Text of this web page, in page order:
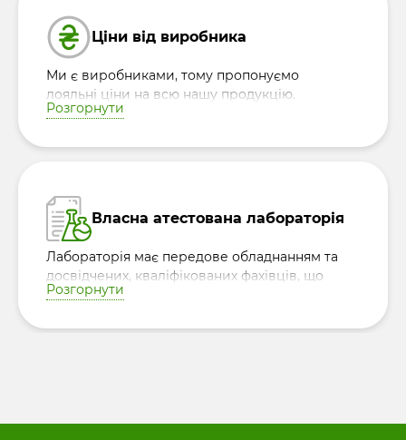
Ціни від виробника
Ми є виробниками, тому пропонуємо
лояльні ціни на всю нашу продукцію.
Розгорнути
Власна атестована лабораторія
Лабораторія має передове обладнанням та
досвідчених, кваліфікованих фахівців, що
гарантує контроль якості сировини та
Розгорнути